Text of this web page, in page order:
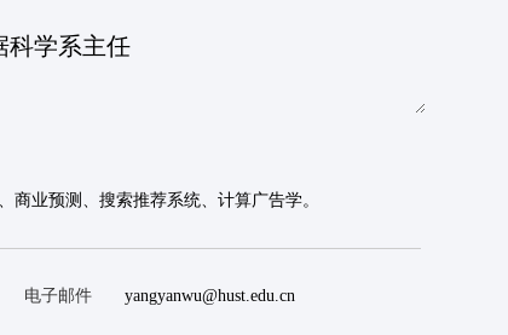
科学系主任
商业预测、搜索推荐系统、计算广告学。
电子邮件 yangyanwu@hust.edu.cn